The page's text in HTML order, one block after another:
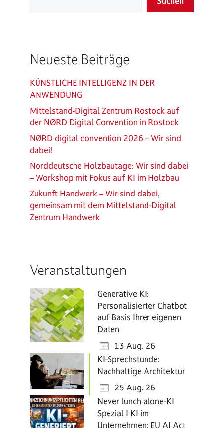
Neueste Beiträge
KÜNSTLICHE INTELLIGENZ IN DER
ANWENDUNG
Mittelstand-Digital Zentrum Rostock auf
der NØRD Digital Convention in Rostock
NØRD digital convention 2026 – Wir sind
dabei!
Norddeutsche Holzbautage: Wir sind dabei
– Workshop mit Fokus auf KI im Holzbau
Zukunft Handwerk – Wir sind dabei,
gemeinsam mit dem Mittelstand-Digital
Zentrum Handwerk
Veranstaltungen
Generative KI:
Personalisierter Chatbot
auf Basis Ihrer eigenen
Daten
13 Aug. 26
KI-Sprechstunde:
Nachhaltige Architektur
25 Aug. 26
Never lunch alone-KI
Spezial I KI im
Unternehmen: EU AI Act